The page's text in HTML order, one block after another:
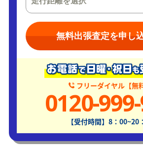
無料出張査定を申し
フリーダイヤル【無
0120-
【受付時間】8：00~20